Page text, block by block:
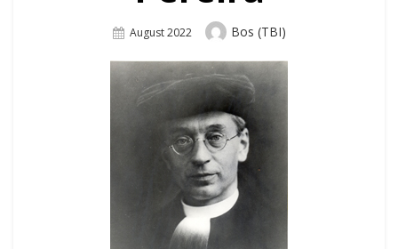
Posted
August 2022 Author
Bos (TBI)